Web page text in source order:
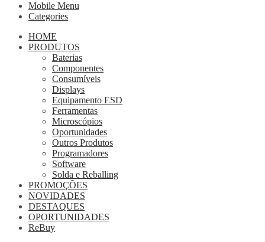
Mobile Menu
Categories
HOME
PRODUTOS
Baterias
Componentes
Consumíveis
Displays
Equipamento ESD
Ferramentas
Microscópios
Oportunidades
Outros Produtos
Programadores
Software
Solda e Reballing
PROMOÇÕES
NOVIDADES
DESTAQUES
OPORTUNIDADES
ReBuy